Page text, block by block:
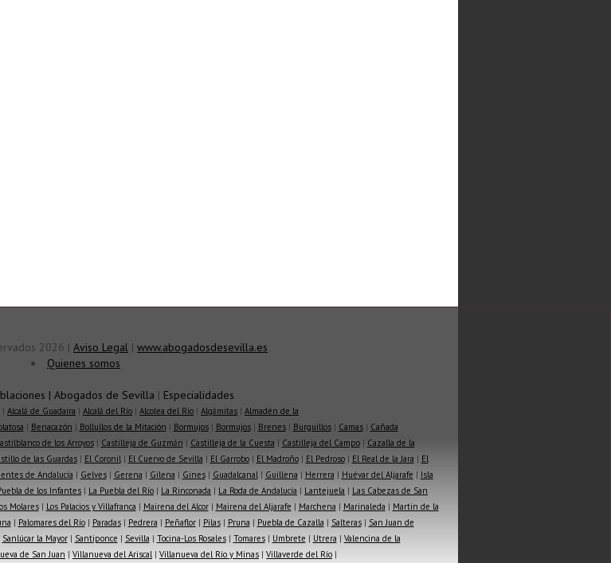
2026 | Aviso Legal | www.abogadosdesevilla.es
Quienes somos
| Abogados de Sevilla | Especialidades
| Alcalá de Guadaíra | Alcalá del Río | Alcolea del Río | Algámitas | Almadén de la
| Benacazón | Bollullos de la Mitación | Bormujos| Bormujos| Brenes| Burguillos| Camas| Cañada
de los Arroyos| Castilleja de Guzmán | Castilleja de la Cuesta | Castilleja del Campo| Cazalla de la
de las Guardas| El Coronil| El Cuervo de Sevilla | El Garrobo| El Madroño| El Pedroso| El Real de la Jara | El
de Andalucía | Gelves| Gerena | Gilena | Gines| Guadalcanal| Guillena | Herrera | Huévar del Aljarafe | Isla
de los Infantes | La Puebla del Río | La Rinconada | La Roda de Andalucía | Lantejuela | Las Cabezas de San
Molares| Los Palacios y Villafranca | Mairena del Alcor| Mairena del Aljarafe | Marchena | Marinaleda | Martin de la
| Palomares del Río| Paradas| Pedrera | Peñaflor| Pilas| Pruna | Puebla de Cazalla | Salteras| San Juan de
Sanlúcar la Mayor| Santiponce | Sevilla | Tocina-Los Rosales| Tomares| Umbrete | Utrera | Valencina de la
de San Juan | Villanueva del Ariscal| Villanueva del Río y Minas | Villaverde del Río |